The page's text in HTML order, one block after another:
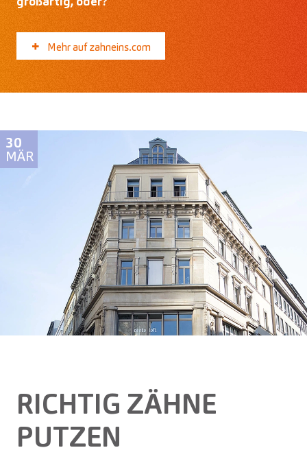
Mehr auf zahneins.com
30
MÄR
RICHTIG ZÄHNE
PUTZEN